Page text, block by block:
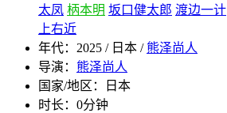
太凤 柄本明 坂口健太郎 渡边一计
上右近
年代： 2025 / 日本 / 熊泽尚人
导演： 熊泽尚人
国家/地区：
日本
时长： 0分钟